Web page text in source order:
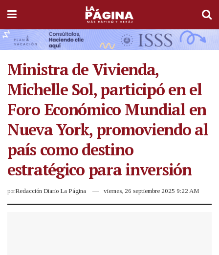
Ministra de Vivienda,
Michelle Sol, participó en el
Foro Económico Mundial en
Nueva York, promoviendo al
país como destino
estratégico para inversión
porRedacción Diario La Página viernes, 26 septiembre 2025 9:22 AM